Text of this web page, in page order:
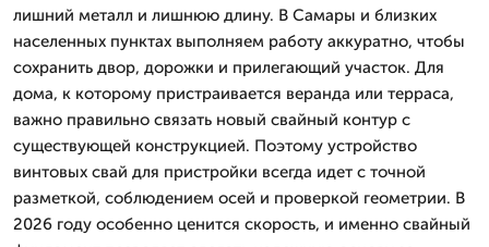
лишний металл и лишнюю длину. В Самары и близких
населенных пунктах выполняем работу аккуратно, чтобы
сохранить двор, дорожки и прилегающий участок. Для
дома, к которому пристраивается веранда или терраса,
важно правильно связать новый свайный контур с
существующей конструкцией. Поэтому устройство
винтовых свай для пристройки всегда идет с точной
разметкой, соблюдением осей и проверкой геометрии. В
2026 году особенно ценится скорость, и именно свайный